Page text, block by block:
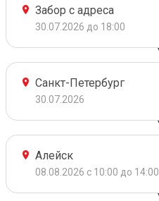
Забор с адреса
30.07.2026 до 18:00
Санкт-Петербург
30.07.2026
Алейск
08.08.2026 с 10:00 до 14:00